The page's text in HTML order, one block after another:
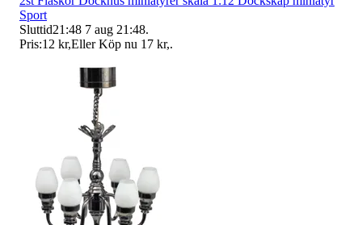
Sport
Sluttid21:48 7 aug 21:48.
Pris:12 kr,Eller Köp nu 17 kr,.